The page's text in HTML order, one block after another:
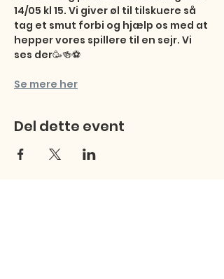
14/05 kl 15. Vi giver øl til tilskuere så
tag et smut forbi og hjælp os med at
hepper vores spillere til en sejr. Vi
ses der🥳🍻⚽️
Se mere her
Del dette event